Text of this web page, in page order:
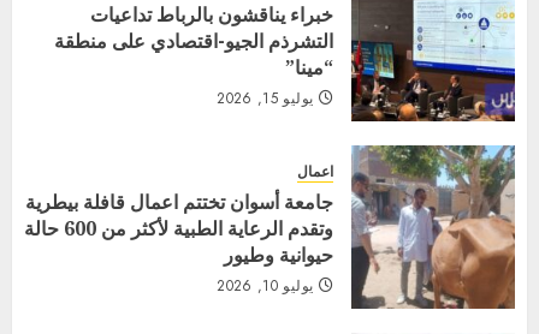
خبراء يناقشون بالرباط تداعيات
التشرذم الجيو-اقتصادي على منطقة
“مينا”
يوليو 15, 2026
اعمال
جامعة أسوان تختتم اعمال قافلة بيطرية
وتقدم الرعاية الطبية لأكثر من 600 حالة
حيوانية وطيور
يوليو 10, 2026